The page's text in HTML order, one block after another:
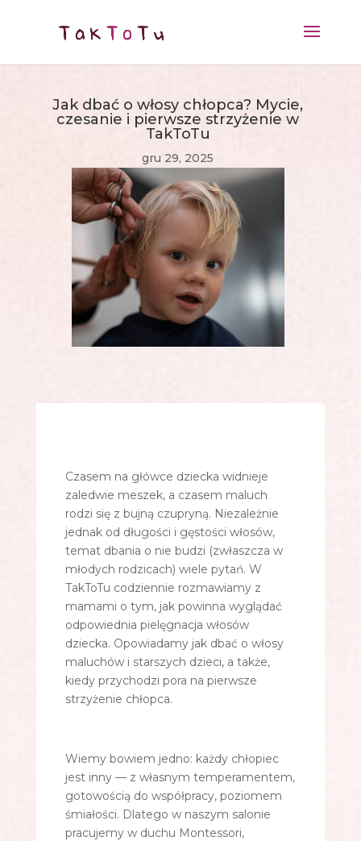
Jak dbać o włosy chłopca? Mycie,
czesanie i pierwsze strzyżenie w
TakToTu
gru 29, 2025
Czasem na główce dziecka widnieje
zaledwie meszek, a czasem maluch
rodzi się z bujną czupryną. Niezależnie
jednak od długości i gęstości włosów,
temat dbania o nie budzi (zwłaszcza w
młodych rodzicach) wiele pytań. W
TakToTu codziennie rozmawiamy z
mamami o tym, jak powinna wyglądać
odpowiednia pielęgnacja włosów
dziecka. Opowiadamy jak dbać o włosy
maluchów i starszych dzieci, a także,
kiedy przychodzi pora na pierwsze
strzyżenie chłopca.
Wiemy bowiem jedno: każdy chłopiec
jest inny — z własnym temperamentem,
gotowością do współpracy, poziomem
śmiałości. Dlatego w naszym salonie
pracujemy w duchu Montessori,